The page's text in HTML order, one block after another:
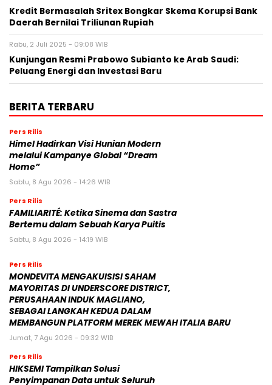
Kredit Bermasalah Sritex Bongkar Skema Korupsi Bank
Daerah Bernilai Triliunan Rupiah
Rabu, 2 Juli 2025 - 09:08 WIB
Kunjungan Resmi Prabowo Subianto ke Arab Saudi:
Peluang Energi dan Investasi Baru
BERITA TERBARU
Pers Rilis
Himel Hadirkan Visi Hunian Modern
melalui Kampanye Global “Dream
Home”
Sabtu, 8 Agu 2026 - 14:26 WIB
Pers Rilis
FAMILIARITÉ: Ketika Sinema dan Sastra
Bertemu dalam Sebuah Karya Puitis
Sabtu, 8 Agu 2026 - 14:19 WIB
Pers Rilis
MONDEVITA MENGAKUISISI SAHAM
MAYORITAS DI UNDERSCORE DISTRICT,
PERUSAHAAN INDUK MAGLIANO,
SEBAGAI LANGKAH KEDUA DALAM
MEMBANGUN PLATFORM MEREK MEWAH ITALIA BARU
Jumat, 7 Agu 2026 - 09:32 WIB
Pers Rilis
HIKSEMI Tampilkan Solusi
Penyimpanan Data untuk Seluruh